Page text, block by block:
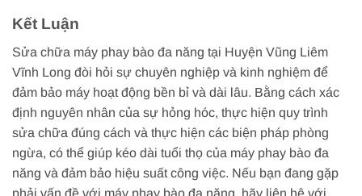
Kết Luận
Sửa chữa máy phay bào đa năng tại Huyện Vũng Liêm
Vĩnh Long đòi hỏi sự chuyên nghiệp và kinh nghiệm để
đảm bảo máy hoạt động bền bỉ và dài lâu. Bằng cách xác
định nguyên nhân của sự hỏng hóc, thực hiện quy trình
sửa chữa đúng cách và thực hiện các biện pháp phòng
ngừa, có thể giúp kéo dài tuổi thọ của máy phay bào đa
năng và đảm bảo hiệu suất công việc. Nếu bạn đang gặp
phải vấn đề với máy phay bào đa năng, hãy liên hệ với